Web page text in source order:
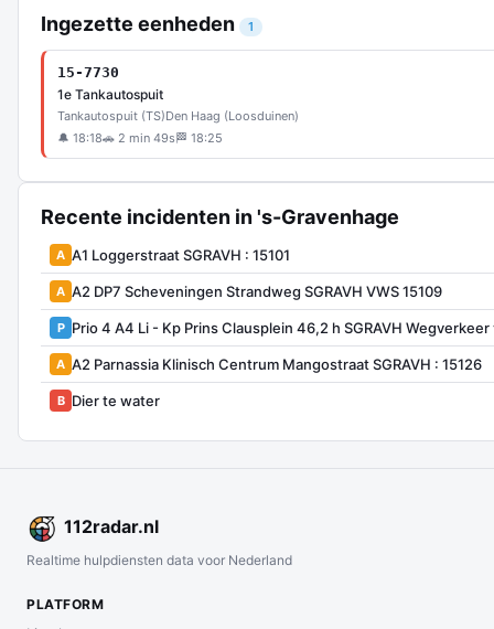
Ingezette eenheden 1
15-7730
1e Tankautospuit
Tankautospuit (TS)Den Haag (Loosduinen)
🔔 18:18🚗 2 min 49s 🏁 18:25
Recente incidenten in 's-Gravenhage
A A1 Loggerstraat SGRAVH : 15101
A A2 DP7 Scheveningen Strandweg SGRAVH VWS 15109
P Prio 4 A4 Li - Kp Prins Clausplein 46,2 h SGRAVH
A A2 Parnassia Klinisch Centrum Mangostraat SGRAVH : 15126
B Dier te water
112radar.nl
Realtime hulpdiensten data voor Nederland
PLATFORM